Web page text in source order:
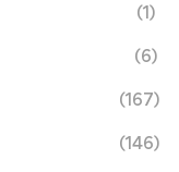
(1)
(6)
(167)
(146)